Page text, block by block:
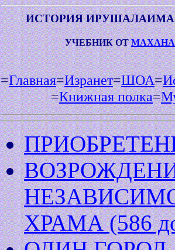
ИСТОРИЯ ИРУШАЛАИМА
УЧЕБНИК ОТ
=Главная=Изранет=ШОА=
=Книжная полка=
ХРАМА (586